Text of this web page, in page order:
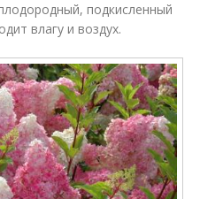
подкисленный
влагу и воздух.